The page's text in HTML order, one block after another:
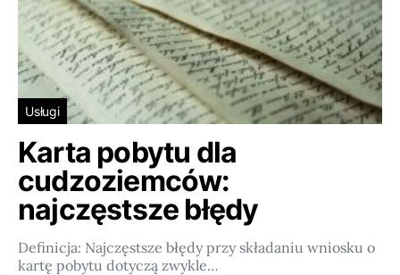
Usługi
Karta pobytu dla
cudzoziemców:
najczęstsze błędy
Definicja: Najczęstsze błędy przy składaniu wniosku o
kartę pobytu dotyczą zwykle…